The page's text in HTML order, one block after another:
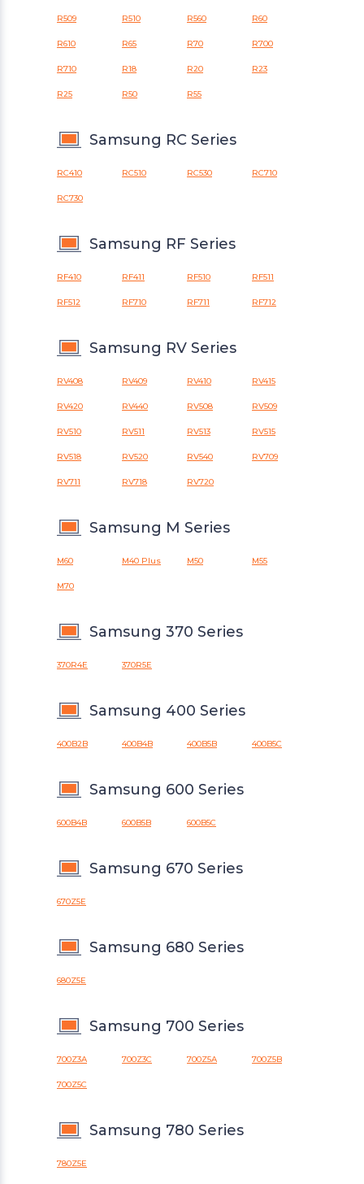
R509 R510 R560 R60
R610 R65 R70 R700
R710 R18 R20 R23
R25 R50 R55
Samsung RC Series
RC410 RC510 RC530 RC710
RC730
Samsung RF Series
RF410 RF411 RF510 RF511
RF512 RF710 RF711 RF712
Samsung RV Series
RV408 RV409 RV410 RV415
RV420 RV440 RV508 RV509
RV510 RV511 RV513 RV515
RV518 RV520 RV540 RV709
RV711 RV718 RV720
Samsung M Series
M60 M40 Plus M50 M55
M70
Samsung 370 Series
370R4E 370R5E
Samsung 400 Series
400B2B 400B4B 400B5B 400B5C
Samsung 600 Series
600B4B 600B5B 600B5C
Samsung 670 Series
670Z5E
Samsung 680 Series
680Z5E
Samsung 700 Series
700Z3A 700Z3C 700Z5A 700Z5B
700Z5C
Samsung 780 Series
780Z5E